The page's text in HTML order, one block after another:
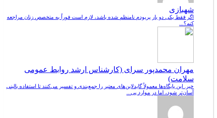
شهبازی
اگر فقط یکی دو بار پریودم نامنظم شده باشد، لازم است فوراً به متخصص زنان مراجعه
کنم؟...
مهران محمدپور سرای (کارشناس ارشد روابط عمومی
سلامت)
خیر. این پایگاه‌ها معمولاً گایدلاین‌های معتبر را جمع‌بندی و تفسیر می‌کنند تا استفاده بالینی
آسان‌تر شود، اما در موارد پی...